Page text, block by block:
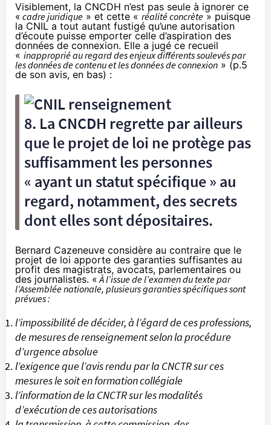
Visiblement, la CNCDH n’est pas seule à ignorer ce
« cadre juridique » et cette « réalité concrète » puisque
la CNIL a tout autant fustigé qu’une autorisation
d’écoute puisse emporter celle d’aspiration des
données de connexion. Elle a jugé ce recueil
« inapproprié au regard des enjeux différents soulevés par
les données de contenu et les données de connexion » (p.5
de son avis, en bas) :
8. La CNCDH regrette par ailleurs
que le projet de loi ne protège pas
suffisamment les personnes
« ayant un statut spécifique » au
regard, notamment, des secrets
dont elles sont dépositaires.
Bernard Cazeneuve considère au contraire que le
projet de loi apporte des garanties suffisantes au
profit des magistrats, avocats, parlementaires ou
des journalistes. «À l’issue de l’examen du texte par
l’Assemblée nationale, plusieurs garanties spécifiques sont
prévues :
l’impossibilité de décider, à l’égard de ces professions,
de mesures de renseignement selon la procédure
d’urgence absolue
l’exigence que l’avis rendu par la CNCTR sur ces
mesures le soit en formation collégiale
l’information de la CNCTR sur les modalités
d’exécution de ces autorisations